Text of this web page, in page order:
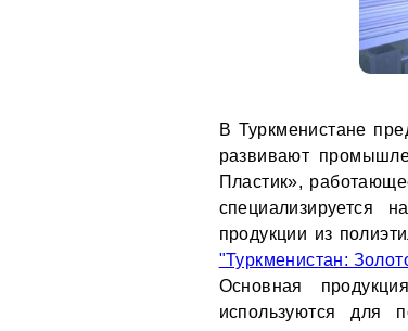
В Туркменистане
развивают
Пластик»,
специализируется
продукции из
"Туркменистан:
Основная
используются для